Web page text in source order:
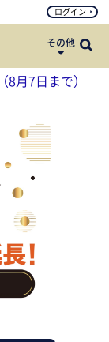
ログイン
ト
その他
月7日まで）